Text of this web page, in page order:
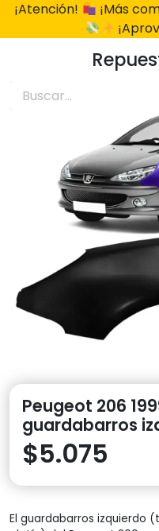
¡Atención!
¡Más
Peugeot 206
guardabarros
$5.075
El guardabarros izquierdo